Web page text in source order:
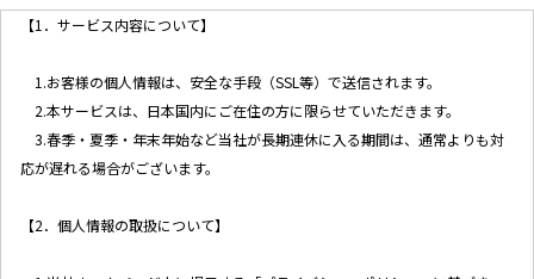
【1．サービス内容について】
1.お客様の個人情報は、安全な手段（SSL等）で送信されます。
2.本サービスは、日本国内にご在住の方に限らせていただきます。
3.春季・夏季・年末年始など当社が長期連休に入る期間は、通常よりも対
応が遅れる場合がございます。
【2．個人情報の取扱について】